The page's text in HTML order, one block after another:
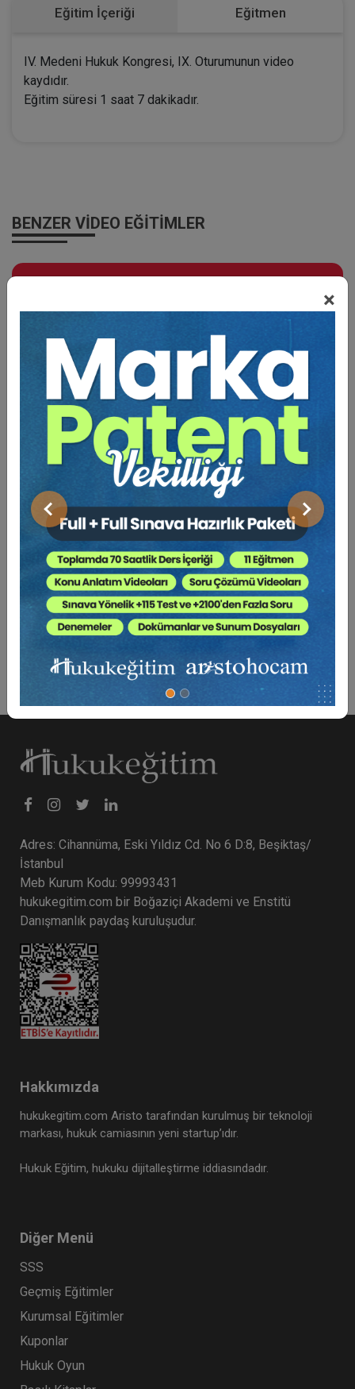
×
Önceki Sonraki
Eğitim İçeriği Eğitmen
IV. Medeni Hukuk Kongresi, IX. Oturumunun video
kaydıdır.
Eğitim süresi 1 saat 7 dakikadır.
BENZER VIDEO EĞITIMLER
Hukuk Eğitim
Miras Mevzuatından Kaynaklı Nitelikli
Hesaplamalar Eğitimi (2 Eğitmen - 2 Video)
6000 TL Sepete Ekle
Adres: Cihannüma, Eski Yıldız Cd. No 6 D:8, Beşiktaş/
İstanbul
Meb Kurum Kodu: 99993431
hukukegitim.com bir Boğaziçi Akademi ve Enstitü
Danışmanlık paydaş kuruluşudur.
Hakkımızda
hukukegitim.com Aristo tarafından kurulmuş bir teknoloji
markası, hukuk camiasının yeni startup’ıdır.
Hukuk Eğitim, hukuku dijitalleştirme iddiasındadır.
Diğer Menü
SSS
Geçmiş Eğitimler
Kurumsal Eğitimler
Kuponlar
Hukuk Oyun